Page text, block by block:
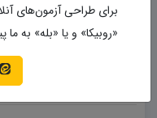
برای طراحی آزمون‌های
«روبیکا» و یا «بله» به ما